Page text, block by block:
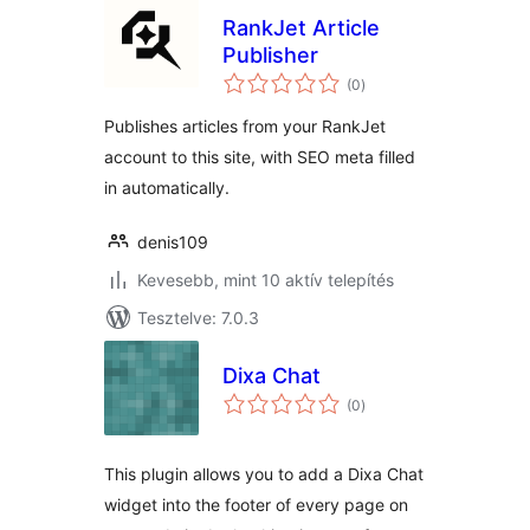
RankJet Article
Publisher
(0értékelés
összesen
)
Publishes articles from your RankJet
account to this site, with SEO meta filled
in automatically.
denis109
Kevesebb, mint 10 aktív telepítés
Tesztelve: 7.0.3
Dixa Chat
(0értékelés
összesen
)
This plugin allows you to add a Dixa Chat
widget into the footer of every page on